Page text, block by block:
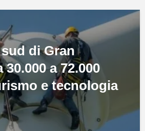
di Gran
30.000 a 72.000
e tecnologia